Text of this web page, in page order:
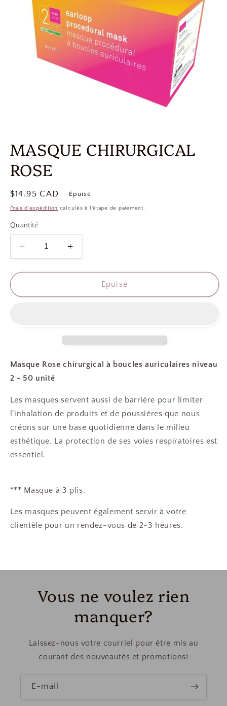
MASQUE CHIRURGICAL
ROSE
Prix
habituel
$14.95 CAD Épuisé
Frais d'expédition calculés à l'étape de paiement.
Quantité
Réduire
la
quantité
MASQUE
Augmenter
la
quantité
MASQUE
Épuisé
Masque Rose chirurgical à boucles auriculaires niveau
2 - 50 unité
Les masques servent aussi de barrière pour limiter
l’inhalation de produits et de poussières que nous
créons sur une base quotidienne dans le milieu
esthétique. La protection de ses voies respiratoires est
essentiel.
*** Masque à 3 plis.
Les masques peuvent également servir à votre
clientèle pour un rendez-vous de 2-3 heures.
Vous ne voulez rien
manquer?
Laissez-nous votre courriel pour être mis au
courant des nouveautés et promotions!
E-mail